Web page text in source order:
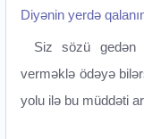
Diyənin yerdə
Siz sözü gedən
verməklə ödəyə
yolu ilə bu müddəti